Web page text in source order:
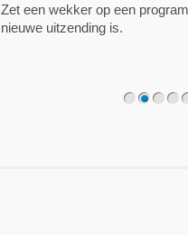
Zet een wekker op een
nieuwe uitzending is.